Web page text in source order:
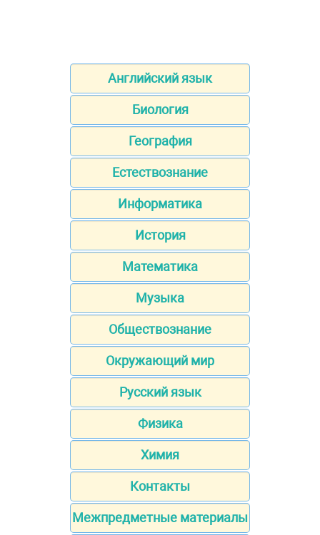
Английский язык
Биология
География
Естествознание
Информатика
История
Математика
Музыка
Обществознание
Окружающий мир
Русский язык
Физика
Химия
Контакты
Межпредметные материалы